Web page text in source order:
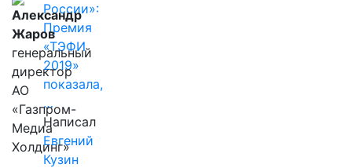
России»:
Премия
«ТЭФИ
2019»
показала,
…
Написал
Евгений
Кузин
Александр
Жаров
генеральный
директор
АО
«Газпром-
Медиа
Холдинг»